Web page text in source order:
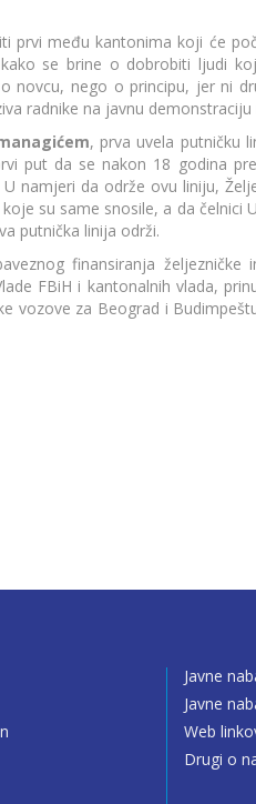
prvi među kantonima koji će
se brine o dobrobiti ljudi
novcu, nego o principu, jer ni
radnike na javnu demonstraciju
, prva uvela putničku
put da se nakon 18 godina
namjeri da održe ovu liniju,
su same snosile, a da čelnici
putnička linija održi.
finansiranja željezničke
FBiH i kantonalnih vlada,
vozove za Beograd i
Javne
Javne
Web
Drugi o